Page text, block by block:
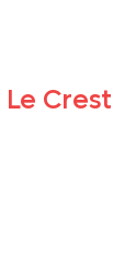
Le Crest